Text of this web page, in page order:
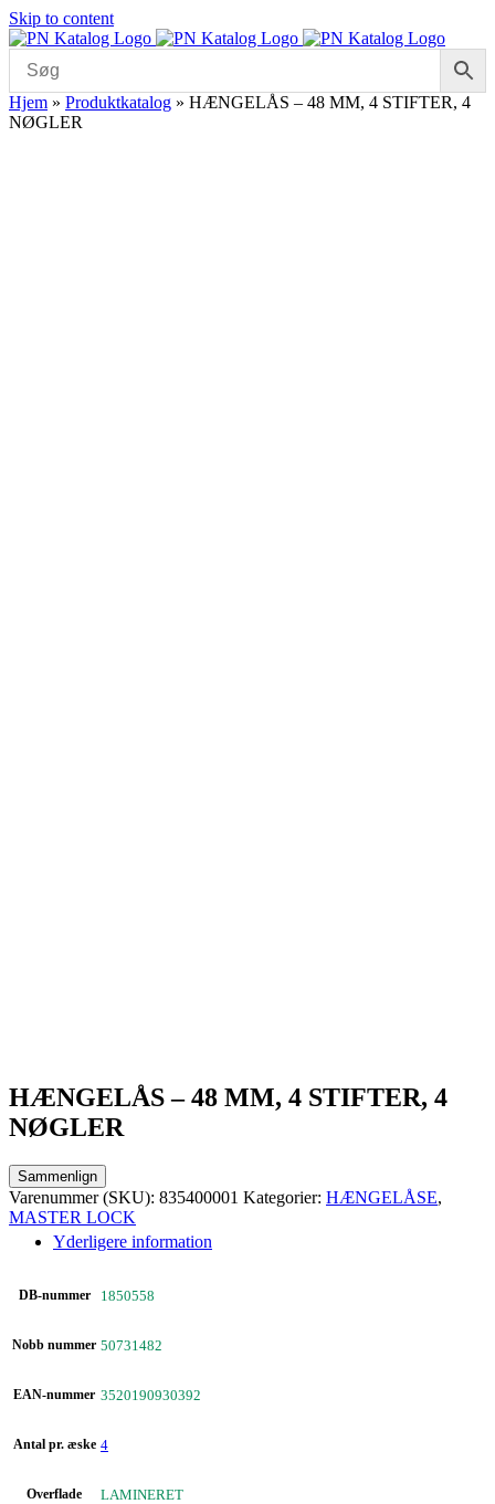
Skip to content
Hjem » Produktkatalog » HÆNGELÅS – 48 MM, 4 STIFTER, 4
NØGLER
HÆNGELÅS – 48 MM, 4 STIFTER, 4
NØGLER
Sammenlign
Varenummer (SKU): 835400001 Kategorier: HÆNGELÅSE,
MASTER LOCK
Yderligere information
DB-nummer 1850558
Nobb nummer 50731482
EAN-nummer 3520190930392
Antal pr. æske 4
Overflade LAMINERET